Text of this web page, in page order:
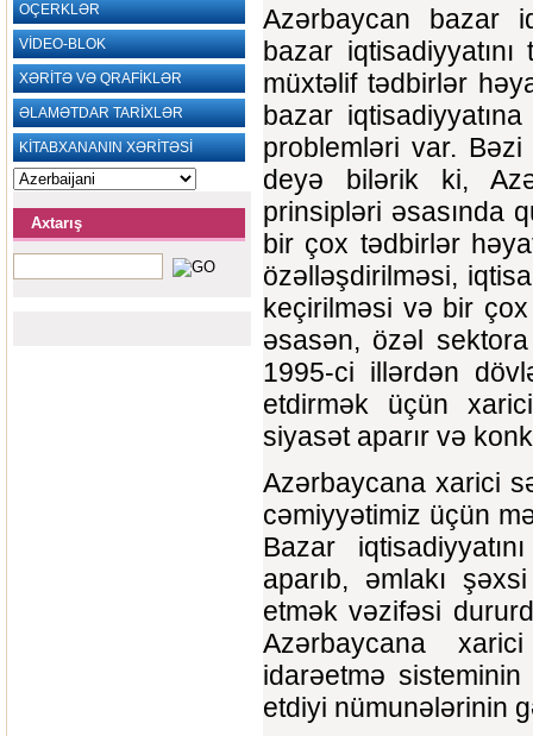
OÇERKLƏR
VİDEO-BLOK
XƏRİTƏ VƏ QRAFİKLƏR
ƏLAMƏTDAR TARİXLƏR
KİTABXANANIN XƏRİTƏSİ
Axtarış
Azərbaycan bazar
bazar
müxtəlif tədbirlər
bazar
problemləri var.
deyə bilərik ki,
prinsipləri əsasında
bir çox tədbirlər
özəlləşdirilməsi,
keçirilməsi və bir çox
əsasən, özəl
1995-ci illərdən
etdirmək üçün
siyasət aparır və
Azərbaycana xarici
cəmiyyətimiz üçün
Bazar
aparıb, əmlakı
etmək vəzifəsi
Azərbaycana
idarəetmə
etdiyi nümunələrinin